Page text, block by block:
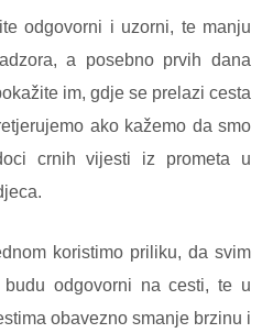
i uzorni, te manju
a posebno prvih dana
im, gdje se prelazi cesta
ako kažemo da smo
crnih vijesti iz prometa u
koristimo priliku, da svim
odgovorni na cesti, te u
obavezno smanje brzinu i